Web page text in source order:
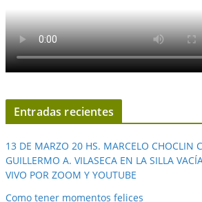
Entradas recientes
13 DE MARZO 20 HS. MARCELO CHOCLIN
GUILLERMO A. VILASECA EN LA SILLA
VIVO POR ZOOM Y YOUTUBE
Como tener momentos felices